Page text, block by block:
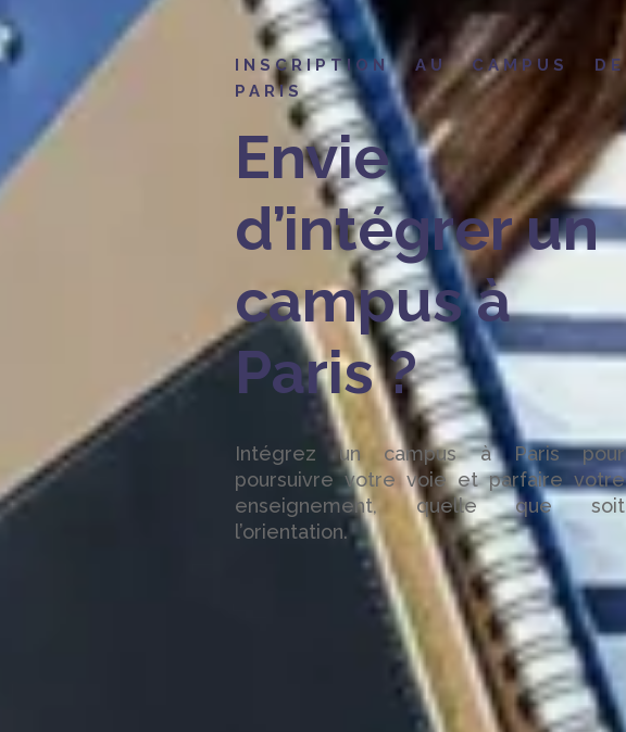
INSCRIPTION AU CAMPUS DE
PARIS
Envie
d’intégrer un
campus à
Paris ?
Intégrez un campus à Paris pour
poursuivre votre voie et parfaire votre
enseignement, quelle que soit
l’orientation.